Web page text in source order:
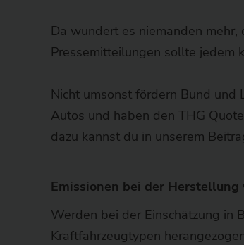
Da wundert es niemanden
Pressemitteilungen sollte jedem
Nicht umsonst fördern Bund und
Autos und haben den THG
dazu kannst du in unserem
Emissionen bei der Herstellung
Werden bei der Einschätzung in
Kraftfahrzeugtypen